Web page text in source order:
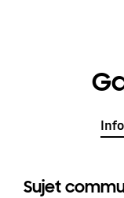
Sujet